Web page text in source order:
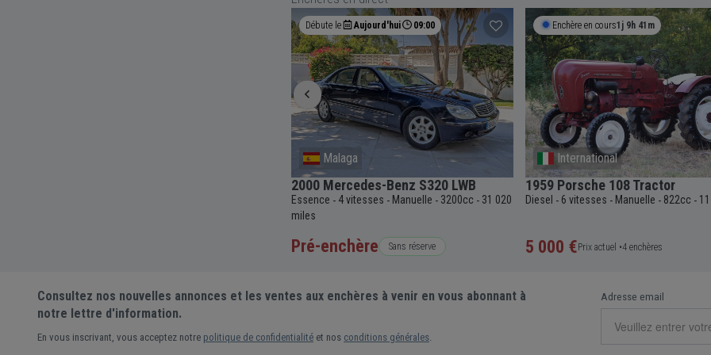
Débute le Aujourd'hui 09:00
Malaga
2000 Mercedes-Benz S320 LWB
Essence - 4 vitesses - Manuelle - 3200cc - 31 020
miles
Pré-enchère Sans réserve
Enchère en cours1j 9h 41m
International
1959 Porsche 108 Tractor
Diesel - 6 vitesses - Manuelle - 822cc -
5 000 €Prix actuel •4 enchères
Consultez nos nouvelles annonces et les ventes aux enchères à venir en vous abonnant à
notre lettre d'information.
En vous inscrivant, vous acceptez notre politique de confidentialité et nos conditions générales
Adresse email